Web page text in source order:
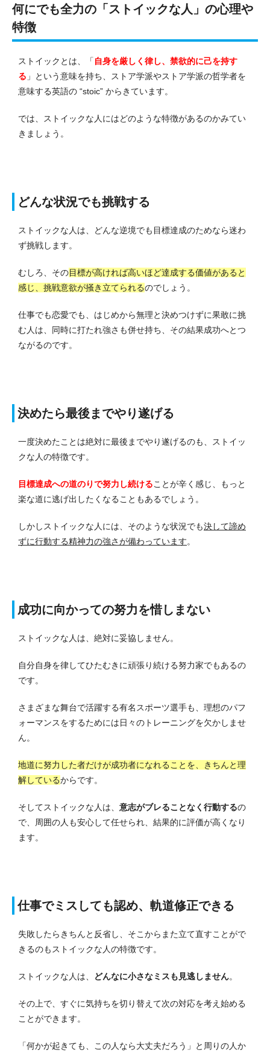
何にでも全力の「ストイックな人」の心理や
特徴
ストイックとは、「 自身を厳しく律し、禁欲的に己を持す
る 」という意味を持ち、ストア学派やストア学派の哲学者を
意味する英語の “stoic” からきています。
では、ストイックな人にはどのような特徴があるのかみてい
きましょう。
どんな状況でも挑戦する
ストイックな人は、どんな逆境でも目標達成のためなら迷わ
ず挑戦します。
むしろ、その目標が高ければ高いほど達成する価値があると
感じ、挑戦意欲が掻き立てられるのでしょう。
仕事でも恋愛でも、はじめから無理と決めつけずに果敢に挑
む人は、同時に打たれ強さも併せ持ち、その結果成功へとつ
ながるのです。
決めたら最後までやり遂げる
一度決めたことは絶対に最後までやり遂げるのも、ストイッ
クな人の特徴です。
目標達成への道のりで努力し続けることが辛く感じ、もっと
楽な道に逃げ出したくなることもあるでしょう。
しかしストイックな人には、そのような状況でも決して諦め
ずに行動する精神力の強さが備わっています。
成功に向かっての努力を惜しまない
ストイックな人は、絶対に妥協しません。
自分自身を律してひたむきに頑張り続ける努力家でもあるの
です。
さまざまな舞台で活躍する有名スポーツ選手も、理想のパフ
ォーマンスをするためには日々のトレーニングを欠かしませ
ん。
地道に努力した者だけが成功者になれることを、きちんと理
解しているからです。
そしてストイックな人は、 意志がブレることなく行動するの
で、周囲の人も安心して任せられ、結果的に評価が高くなり
ます。
仕事でミスしても認め、軌道修正できる
失敗したらきちんと反省し、そこからまた立て直すことがで
きるのもストイックな人の特徴です。
ストイックな人は、 どんなに小さなミスも見逃しません。
その上で、すぐに気持ちを切り替えて次の対応を考え始める
ことができます。
「何かが起きても、この人なら大丈夫だろう」と周りの人か